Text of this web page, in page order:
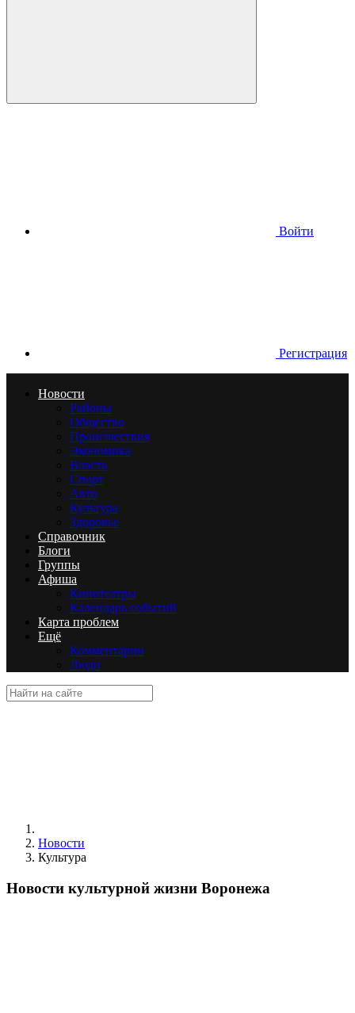
Войти
Регистрация
Новости
Районы
Общество
Происшествия
Экономика
Власть
Спорт
Авто
Культура
Здоровье
Справочник
Блоги
Группы
Афиша
Кинотеатры
Календарь событий
Карта проблем
Ещё
Комментарии
Люди
Новости
Культура
Новости культурной жизни Воронежа